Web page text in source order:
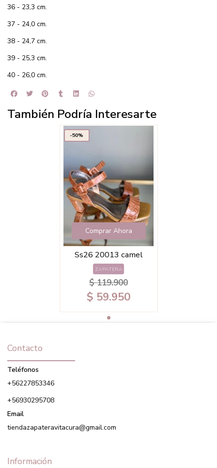
36 - 23,3 cm.
37 - 24,0 cm.
38 - 24,7 cm.
39 - 25,3 cm.
40 - 26,0 cm.
También Podría Interesarte
-50%
Comprar Ahora
Ss26 20013 camel
ZAPATERA
$ 119.900
$ 59.950
Contacto
Teléfonos
+56227853346
+56930295708
Email
tiendazapateravitacura@gmail.com
Información